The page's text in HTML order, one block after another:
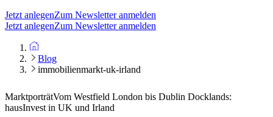
Jetzt anlegenZum Newsletter anmelden
Jetzt anlegenZum Newsletter anmelden
Blog
immobilienmarkt-uk-irland
MarktporträtVom Westfield London bis Dublin Docklands:
hausInvest in UK und Irland